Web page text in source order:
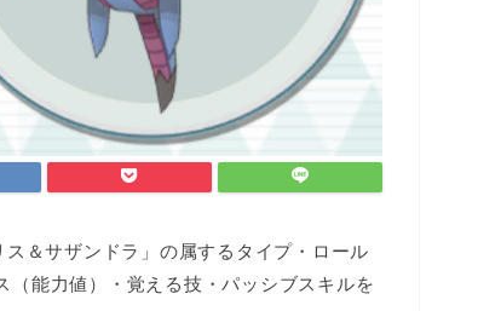
＆サザンドラ」の属するタイプ・ロール
（能力値）・覚える技・パッシブスキルを